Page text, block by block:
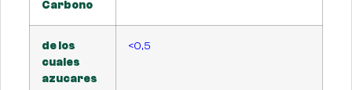
Carbono
de los
cuales
azucares
<0,5